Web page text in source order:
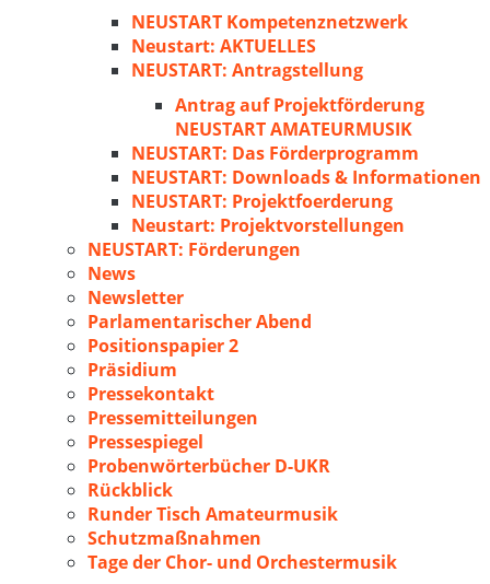
NEUSTART Kompetenznetzwerk
Neustart: AKTUELLES
NEUSTART: Antragstellung
Antrag auf Projektförderung
NEUSTART AMATEURMUSIK
NEUSTART: Das Förderprogramm
NEUSTART: Downloads & Informationen
NEUSTART: Projektfoerderung
Neustart: Projektvorstellungen
NEUSTART: Förderungen
News
Newsletter
Parlamentarischer Abend
Positionspapier 2
Präsidium
Pressekontakt
Pressemitteilungen
Pressespiegel
Probenwörterbücher D-UKR
Rückblick
Runder Tisch Amateurmusik
Schutzmaßnahmen
Tage der Chor- und Orchestermusik